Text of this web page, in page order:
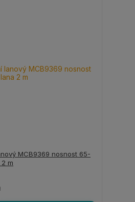
MCB9369 nosnost 65-
m